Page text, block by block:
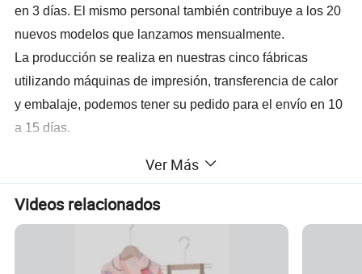
en 3 días. El mismo personal también contribuye a los 20
nuevos modelos que lanzamos mensualmente.
La producción se realiza en nuestras cinco fábricas
utilizando máquinas de impresión, transferencia de calor
y embalaje, podemos tener su pedido para el envío en 10
a 15 días.
Plazo de entrega 15-20 días hábiles después de la confirmación de la muestra, depende de la cantidad
Material 100% algodón
Ver Más
Videos relacionados